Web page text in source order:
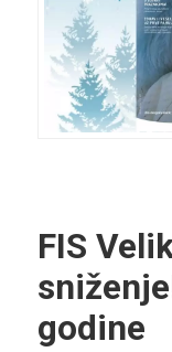
FIS
godine